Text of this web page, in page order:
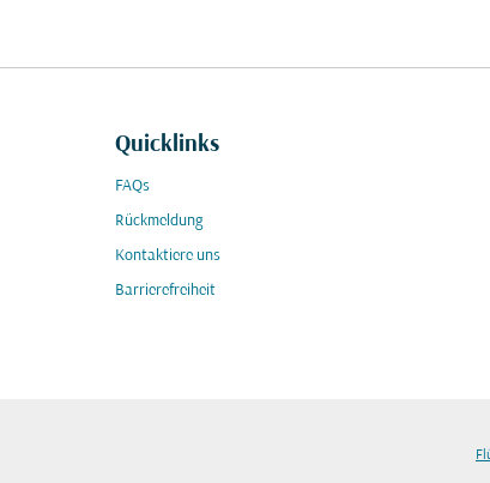
Quicklinks
FAQs
Rückmeldung
Kontaktiere uns
Barrierefreiheit